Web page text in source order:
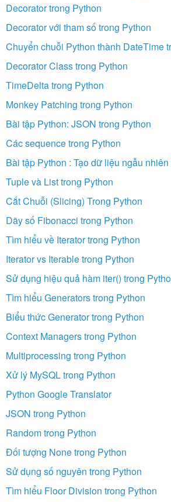
Decorator trong Python
Decorator với tham số trong Python
Chuyển chuỗi Python thành DateTime
Decorator Class trong Python
TimeDelta trong Python
Monkey Patching trong Python
Bài tập Python: JSON trong Python
Các sequence trong Python
Bài tập Python : Tạo dữ liệu ngẫu
Tuple và List trong Python
Cắt Chuỗi (Slicing) Trong Python
Dãy số Fibonacci trong Python
Tìm hiểu về Iterator trong Python
Iterator vs Iterable trong Python
Sử dụng hiệu quả hàm iter() trong
Tìm hiểu Generators trong Python
Biểu thức Generator trong Python
Context Managers trong Python
Multiprocessing trong Python
Xử lý MySQL trong Python
Python Google Translator
JSON trong Python
Random trong Python
Đối tượng None trong Python
Sử dụng số nguyên trong Python
Tìm hiểu Floor Division trong Python